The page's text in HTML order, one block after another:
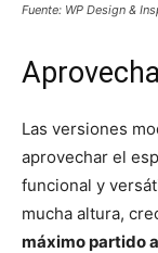
Fuente: WP Design &
Las versiones
aprovechar el
funcional y
mucha altura,
máximo partido